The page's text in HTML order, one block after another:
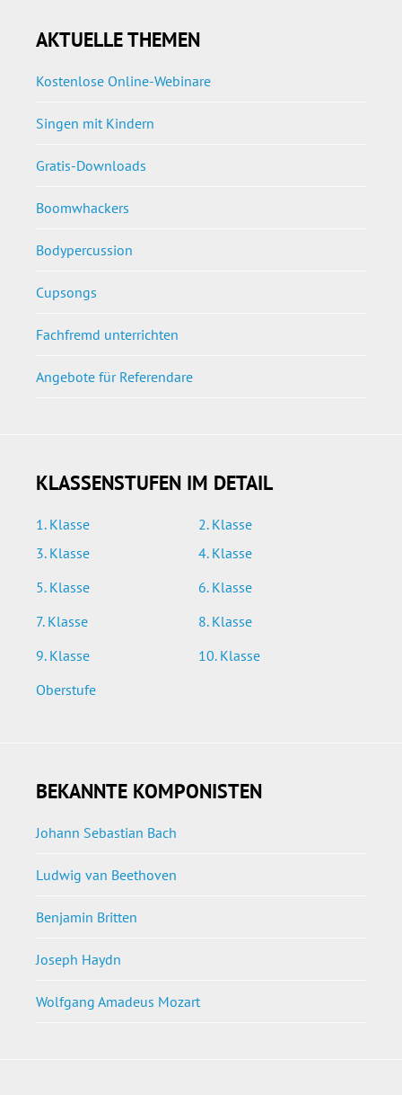
AKTUELLE THEMEN
Kostenlose Online-Webinare
Singen mit Kindern
Gratis-Downloads
Boomwhackers
Bodypercussion
Cupsongs
Fachfremd unterrichten
Angebote für Referendare
KLASSENSTUFEN IM DETAIL
1. Klasse
2. Klasse
3. Klasse
4. Klasse
5. Klasse
6. Klasse
7. Klasse
8. Klasse
9. Klasse
10. Klasse
Oberstufe
BEKANNTE KOMPONISTEN
Johann Sebastian Bach
Ludwig van Beethoven
Benjamin Britten
Joseph Haydn
Wolfgang Amadeus Mozart